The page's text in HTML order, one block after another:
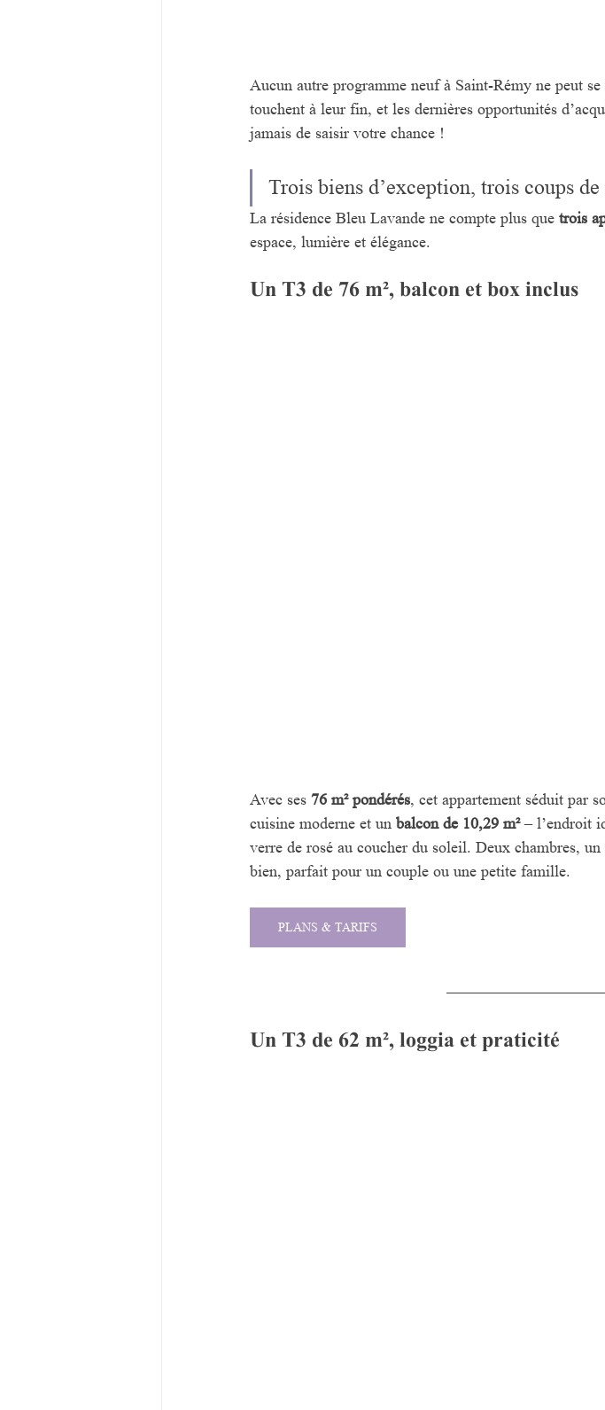
Aucun autre programme neuf à Saint-Rémy ne peut
touchent à leur fin, et les dernières opportunités
jamais de saisir votre chance !
Trois biens d’exception, trois coups
La résidence Bleu Lavande ne compte plus que trois
espace, lumière et élégance.
Un T3 de 76 m², balcon et box inclus
Avec ses 76 m² pondérés, cet appartement séduit par
cuisine moderne et un balcon de 10,29 m² – l’endroit
verre de rosé au coucher du soleil. Deux chambres, un
bien, parfait pour un couple ou une petite famille.
PLANS & TARIFS
Un T3 de 62 m², loggia et praticité